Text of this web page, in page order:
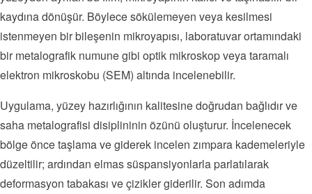
kaydına dönüşür. Böylece sökülemeyen veya kesilmesi
istenmeyen bir bileşenin mikroyapısı, laboratuvar ortamındaki
bir metalografik numune gibi optik mikroskop veya taramalı
elektron mikroskobu (SEM) altında incelenebilir.
Uygulama, yüzey hazırlığının kalitesine doğrudan bağlıdır ve
saha metalografisi disiplininin özünü oluşturur. İncelenecek
bölge önce taşlama ve giderek incelen zımpara kademeleriyle
düzeltilir; ardından elmas süspansiyonlarla parlatılarak
deformasyon tabakası ve çizikler giderilir. Son adımda